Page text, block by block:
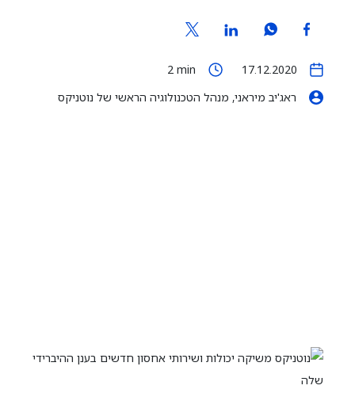
17.12.2020
2 min
ראג'יב מיראני, מנהל הטכנולוגיה הראשי של נוטניקס